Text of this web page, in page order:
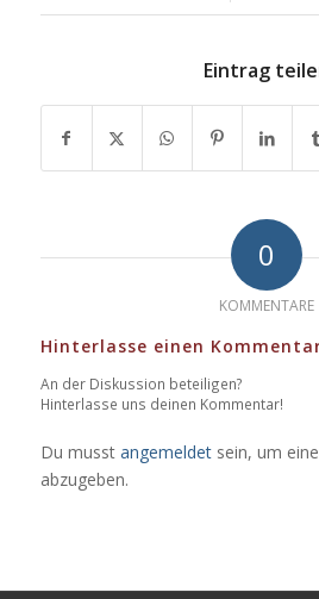
Eintrag
0
KOMMENTARE
Hinterlasse einen
An der Diskussion beteiligen?
Hinterlasse uns deinen Kommentar!
Du musst angemeldetsein, um
abzugeben.